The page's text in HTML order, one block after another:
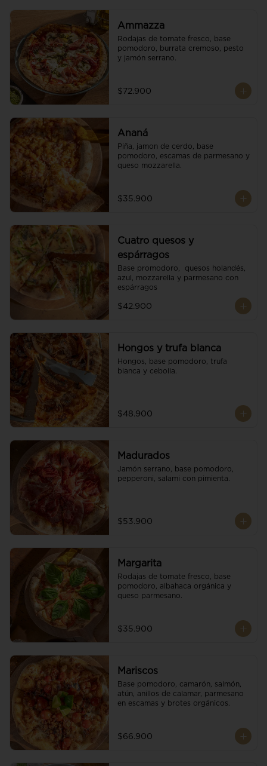
Ammazza
Rodajas de tomate fresco, base
pomodoro, burrata cremoso, pesto
y jamón serrano.
$72.900
Ananá
Piña, jamon de cerdo, base
pomodoro, escamas de parmesano y
queso mozzarella.
$35.900
Cuatro quesos y
espárragos
Base promodoro,  quesos holandés,
azul, mozzarella y parmesano con
espárragos
$42.900
Hongos y trufa blanca
Hongos, base pomodoro, trufa
blanca y cebolla.
$48.900
Madurados
Jamón serrano, base pomodoro,
pepperoni, salami con pimienta.
$53.900
Margarita
Rodajas de tomate fresco, base
pomodoro, albahaca orgánica y
queso parmesano.
$35.900
Mariscos
Base pomodoro, camarón, salmón,
atún, anillos de calamar, parmesano
en escamas y brotes orgánicos.
$66.900